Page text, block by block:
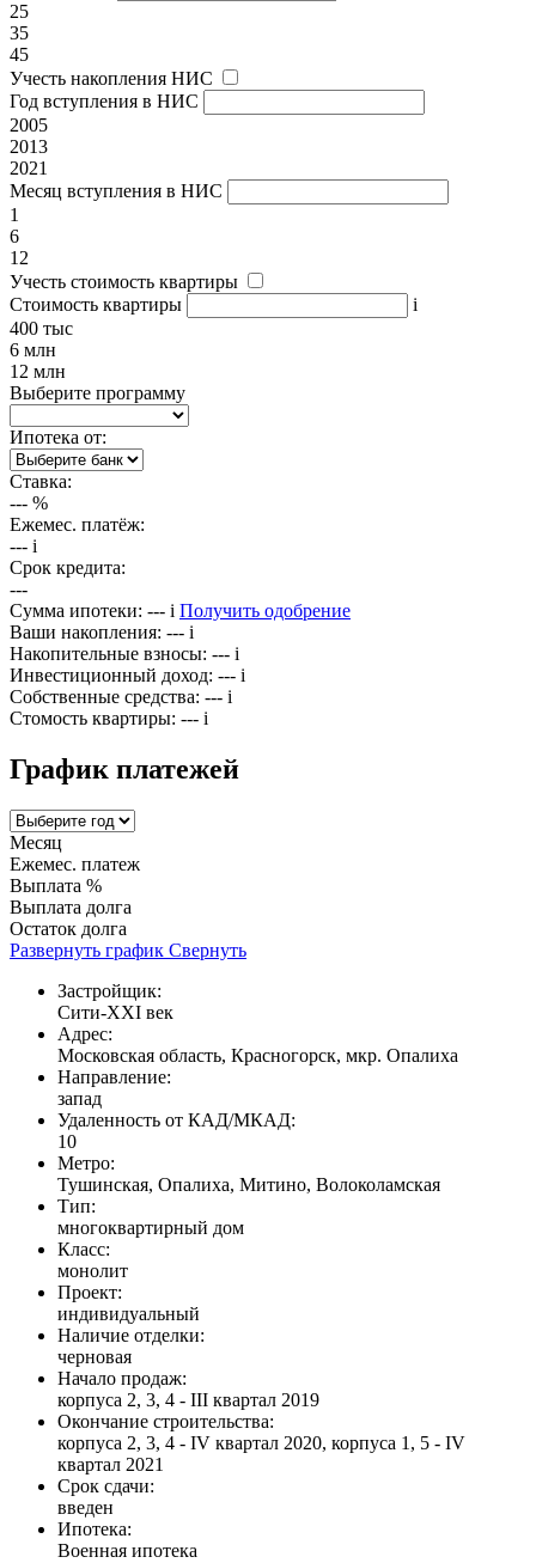
25
35
45
Учесть накопления НИС
Год вступления в НИС
2005
2013
2021
Месяц вступления в НИС
1
6
12
Учесть стоимость квартиры
Стоимость квартиры
i
400 тыс
6 млн
12 млн
Выберите программу
Ипотека от:
Ставка:
--- %
Ежемес. платёж:
--- i
Срок кредита:
---
Сумма ипотеки: --- i Получить одобрение
Ваши накопления: --- i
Накопительные взносы: --- i
Инвестиционный доход: --- i
Собственные средства: --- i
Стомость квартиры: --- i
График платежей
Месяц
Ежемес. платеж
Выплата %
Выплата долга
Остаток долга
Развернуть график Свернуть
Застройщик:
Сити-XXI век
Адрес:
Московская область, Красногорск, мкр. Опалиха
Направление:
запад
Удаленность от КАД/МКАД:
10
Метро:
Тушинская, Опалиха, Митино, Волоколамская
Тип:
многоквартирный дом
Класс:
монолит
Проект:
индивидуальный
Наличие отделки:
черновая
Начало продаж:
корпуса 2, 3, 4 - III квартал 2019
Окончание строительства:
корпуса 2, 3, 4 - IV квартал 2020, корпуса 1, 5 - IV
квартал 2021
Срок сдачи:
введен
Ипотека:
Военная ипотека